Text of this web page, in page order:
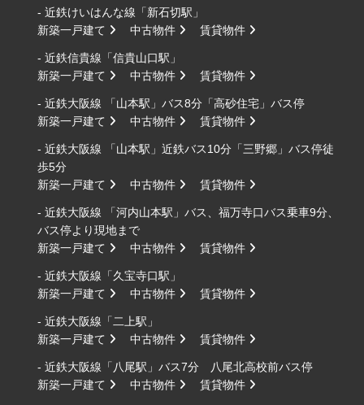
- 近鉄けいはんな線「新石切駅」
新築一戸建て
中古物件 賃貸物件
- 近鉄信貴線「信貴山口駅」
新築一戸建て
中古物件 賃貸物件
- 近鉄大阪線 「山本駅」バス8分「高砂住宅」バス停
新築一戸建て
中古物件 賃貸物件
- 近鉄大阪線 「山本駅」近鉄バス10分「三野郷」バス停徒
歩5分
新築一戸建て
中古物件 賃貸物件
- 近鉄大阪線 「河内山本駅」バス、福万寺口バス乗車9分、
バス停より現地まで
新築一戸建て
中古物件 賃貸物件
- 近鉄大阪線「久宝寺口駅」
新築一戸建て
中古物件 賃貸物件
- 近鉄大阪線「二上駅」
新築一戸建て
中古物件 賃貸物件
- 近鉄大阪線「八尾駅」バス7分 八尾北高校前バス停
新築一戸建て
中古物件 賃貸物件